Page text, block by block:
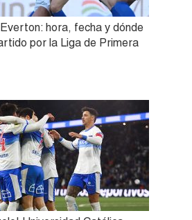
hora, fecha y dónde
por la Liga de Primera